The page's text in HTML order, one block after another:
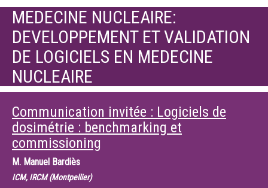
MEDECINE NUCLEAIRE:
DEVELOPPEMENT ET VALIDATION
DE LOGICIELS EN MEDECINE
NUCLEAIRE
Communication invitée : Logiciels de
dosimétrie : benchmarking et
commissioning
M. Manuel Bardiès
ICM, IRCM (Montpellier)